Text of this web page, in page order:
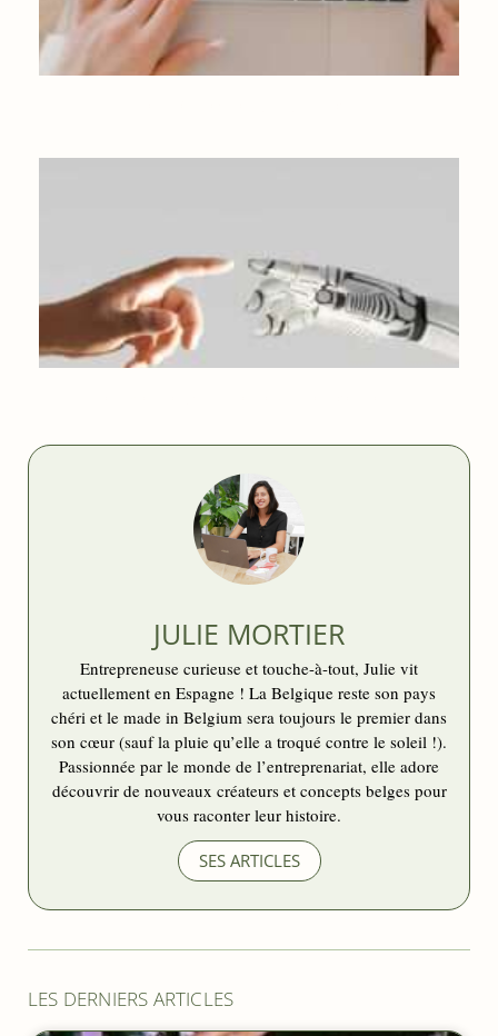
JULIE MORTIER
Entrepreneuse curieuse et touche-à-tout, Julie vit
actuellement en Espagne ! La Belgique reste son pays
chéri et le made in Belgium sera toujours le premier dans
son cœur (sauf la pluie qu’elle a troqué contre le soleil !).
Passionnée par le monde de l’entreprenariat, elle adore
découvrir de nouveaux créateurs et concepts belges pour
vous raconter leur histoire.
SES ARTICLES
LES DERNIERS ARTICLES